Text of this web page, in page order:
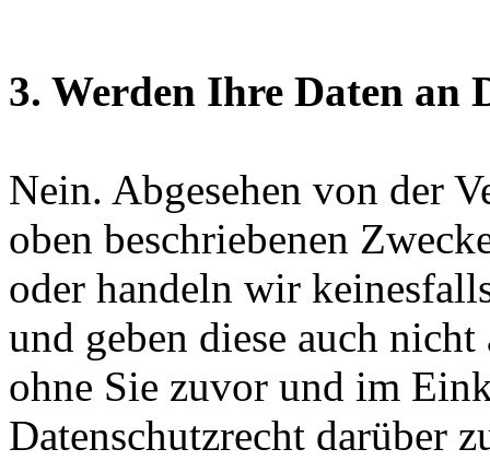
3. Werden Ihre Daten an
Nein. Abgesehen von der
oben beschriebenen
oder handeln wir
und geben diese auch
ohne Sie zuvor und im
Datenschutzrecht darüber